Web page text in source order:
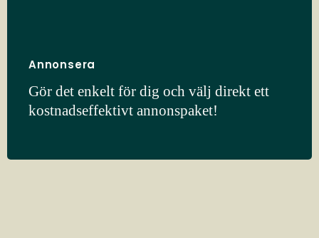
Annonsera
Gör det enkelt för dig och välj direkt ett
kostnadseffektivt annonspaket!